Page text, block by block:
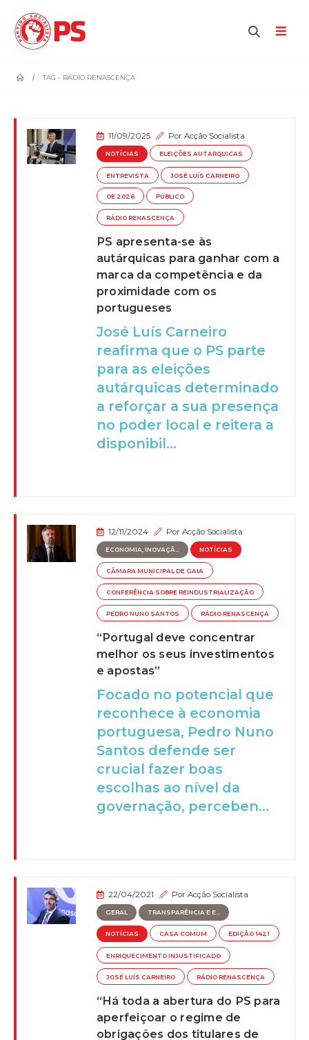
TAG - RÁDIO RENASCENÇA
11/09/2025 PorAcção Socialista
NOTÍCIAS ELEIÇÕES AUTARQUICAS
ENTREVISTA JOSÉ LUÍS CARNEIRO
OE 2026 PÚBLICO
RÁDIO RENASCENÇA
PS apresenta-se às
autárquicas para ganhar com a
marca da competência e da
proximidade com os
portugueses
José Luís Carneiro
reafirma que o PS parte
para as eleições
autárquicas determinado
a reforçar a sua presença
no poder local e reitera a
disponibil...
12/11/2024 PorAcção Socialista
ECONOMIA, INOVAÇÃ... NOTÍCIAS
CÂMARA MUNICIPAL DE GAIA
CONFERÊNCIA SOBRE REINDUSTRIALIZAÇÃO
PEDRO NUNO SANTOS RÁDIO RENASCENÇA
“Portugal deve concentrar
melhor os seus investimentos
e apostas”
Focado no potencial que
reconhece à economia
portuguesa, Pedro Nuno
Santos defende ser
crucial fazer boas
escolhas ao nível da
governação, perceben...
22/04/2021 PorAcção Socialista
GERAL TRANSPARÊNCIA E E...
NOTÍCIAS CASA COMUM EDIÇÃO 1421
ENRIQUECIMENTO INJUSTIFICADO
JOSÉ LUÍS CARNEIRO RÁDIO RENASCENÇA
“Há toda a abertura do PS para
aperfeiçoar o regime de
obrigações dos titulares de